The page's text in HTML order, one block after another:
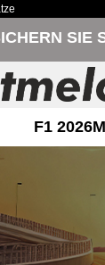
SIE
F1 2026